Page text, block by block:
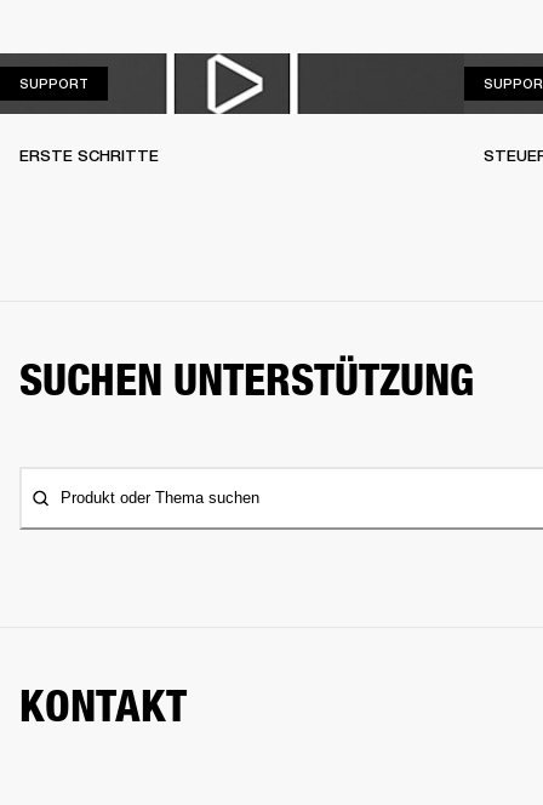
SUPPORT
ERSTE SCHRITTE
SUCHEN UNTERSTÜTZUNG
Produkt oder Thema suchen
KONTAKT